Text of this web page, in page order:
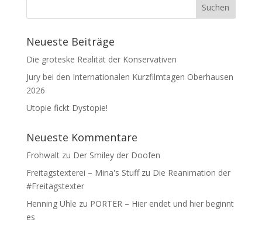
Neueste Beiträge
Die groteske Realität der Konservativen
Jury bei den Internationalen Kurzfilmtagen Oberhausen
2026
Utopie fickt Dystopie!
Neueste Kommentare
Frohwaltzu Der Smiley der Doofen
Freitagstexterei – Mina's Stuffzu Die Reanimation der
#Freitagstexter
Henning Uhle zu PORTER – Hier endet und hier beginnt
es